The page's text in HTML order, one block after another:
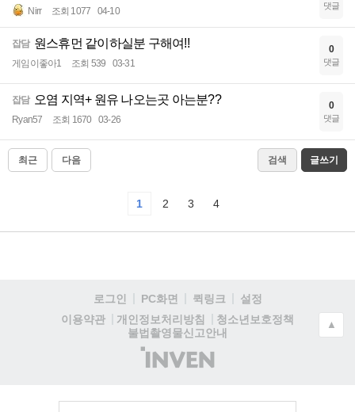
Nirr 조회 1077 04-10 댓글
잡담 원스휴먼 같이하실분 구해여!!
게임이좋아1 조회 539 03-31
0
댓글
잡담 오염 지역+ 원유 나오는곳 아는분??
Ryan57 조회 1670 03-26
0
댓글
최근 다음 검색 글쓰기
1 2 3 4
로그인 PC화면 퀵링크
설정
이용약관
개인정보처리방침
청소년보호정책
불법촬영물신고안내
(주)
인
▲